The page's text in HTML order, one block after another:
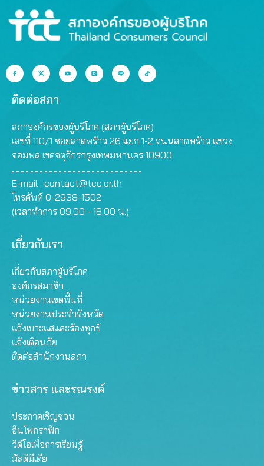
ติดต่อสภา
สภาองค์กรของผู้บริโภค (สภาผู้บริโภค)
เลขที่ 110/1 ซอยลาดพร้าว 26 แยก 1-2 ถนนลาดพร้าว แขวง
จอมพล เขตจตุจักรกรุงเทพมหานคร 10900
E-mail : contact@tcc.or.th
โทรศัพท์ 0-2938-1502
(เวลาทำการ 09.00 - 18.00 น.)
เกี่ยวกับเรา
เกี่ยวกับสภาผู้บริโภค
องค์กรสมาชิก
หน่วยงานเขตพื้นที่
หน่วยงานประจำจังหวัด
แจ้งเบาะแสและร้องทุกข์
แจ้งเตือนภัย
ติดต่อสำนักงานสภา
ข่าวสาร และรณรงค์
ประกาศเชิญชวน
อินโฟกราฟิก
วิดีโอเพื่อการเรียนรู้
มัลติมีเดีย